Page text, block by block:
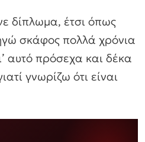
δίπλωμα, έτσι όπως
σκάφος πολλά χρόνια
αυτό πρόσεχα και δέκα
γνωρίζω ότι είναι